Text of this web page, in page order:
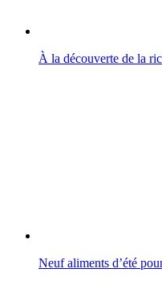
À la découverte de la
Neuf aliments d’été